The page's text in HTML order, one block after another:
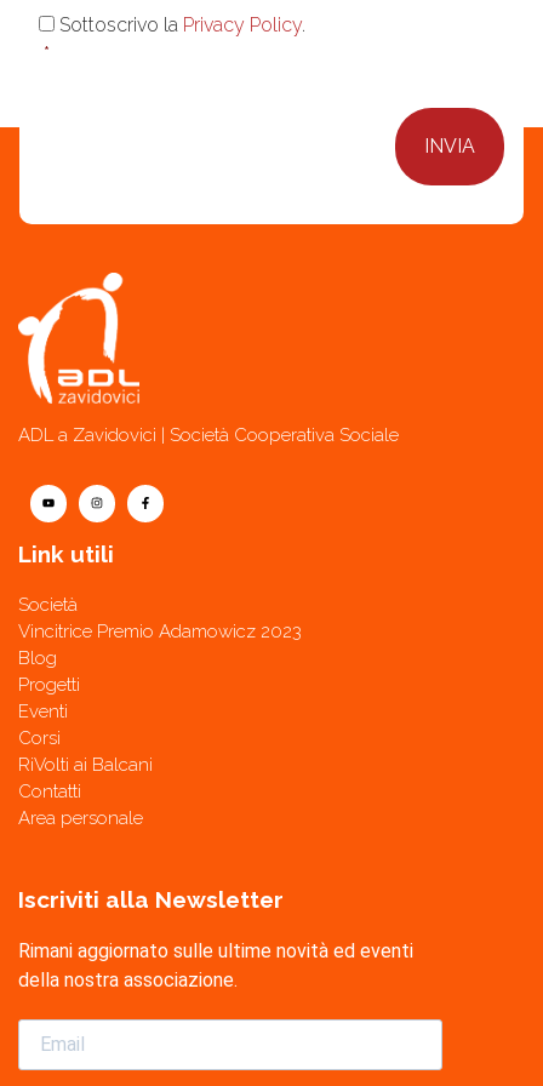
Consenso
Sottoscrivo la Privacy Policy.
*
ADL a Zavidovici | Società Cooperativa Sociale
Link utili
Società
Vincitrice Premio Adamowicz 2023
Blog
Progetti
Eventi
Corsi
RiVolti ai Balcani
Contatti
Area personale
Iscriviti alla Newsletter
Rimani aggiornato sulle ultime novità ed eventi
della nostra associazione.